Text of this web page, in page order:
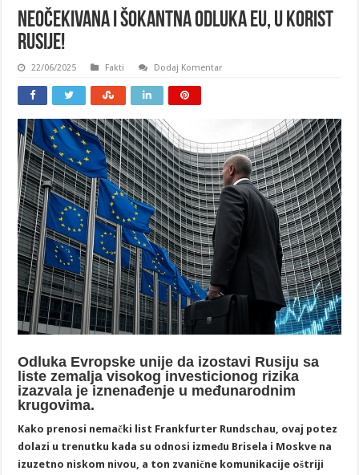
Neočekivana i šokantna odluka EU, u korist
Rusije!
22/06/2025 Fakti Dodaj Komentar
Odluka Evropske unije da izostavi Rusiju sa
liste zemalja visokog investicionog rizika
izazvala je iznenađenje u međunarodnim
krugovima.
Kako prenosi nemački list Frankfurter Rundschau, ovaj potez
dolazi u trenutku kada su odnosi između Brisela i Moskve na
izuzetno niskom nivou, a ton zvanične komunikacije oštriji